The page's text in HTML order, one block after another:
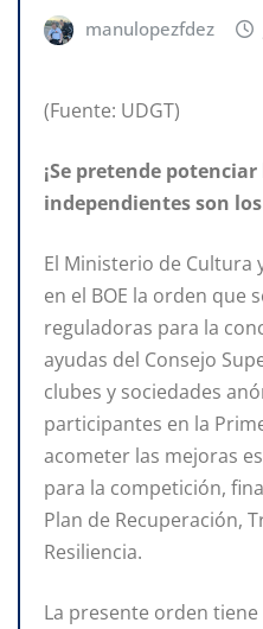
manulopezfdez
(Fuente: UDGT)
¡Se pretende
independientes son
El Ministerio de Cultura
en el BOE la orden que
reguladoras para la
ayudas del Consejo
clubes y sociedades
participantes en la
acometer las mejoras
para la competición,
Plan de Recuperación,
Resiliencia.
La presente orden